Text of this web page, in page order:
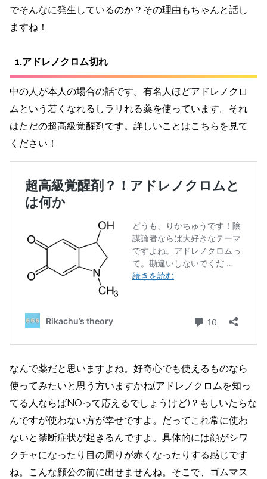
でそんなに発生しているのか？その理由もちゃんと話し
ますね！
1.アドレノクロム切れ
中の人が本人の場合の話です。有名人ほどアドレノクロ
ムという若くなれるしラリれる薬を使っています。それ
はただの超高級覚醒剤です。詳しいことはこちらを見て
ください！
なんで薬だと思いますよね。好奇心でも使えるものなら
使ってみたいと思う方いますかね(アドレノクロムを知っ
てる人ならばNOって応えるでしょうけど)？もしいたらな
んですが使わない方が幸せですよ。だってこれ常に使わ
ないと禁断症状が起きるんですよ。具体的には顔がシワ
クチャになったり目の周りが赤くなったりする感じです
ね。こんな顔公の前に出せませんね。そこで、ゴムマス